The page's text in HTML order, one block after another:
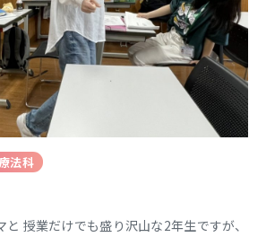
法科
授業だけでも盛り沢山な2年生ですが、